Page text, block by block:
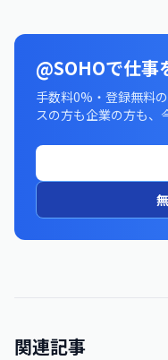
@SOHOで仕事
手数料0%・登録無料
スの方も企業の方も、
関連記事